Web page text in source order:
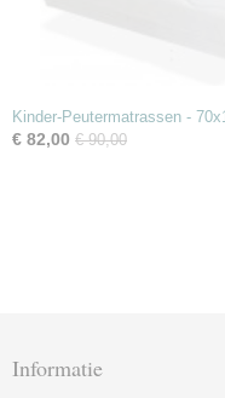
Kinder-Peutermatrassen -
€ 82,00 € 90,00
Informatie